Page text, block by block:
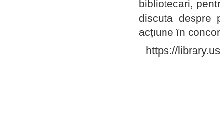
bibliotecari,
discuta despre
acțiune în
https://